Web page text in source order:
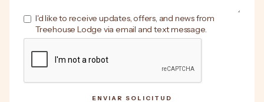
I'd like to receive updates, offers, and news from
Treehouse Lodge via email and text message.
ENVIAR SOLICITUD